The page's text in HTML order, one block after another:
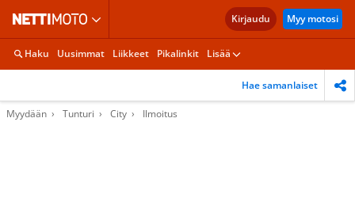
Kirjaudu Myy motosi
Haku Uusimmat Liikkeet Pikalinkit Lisää
Hae samanlaiset
Myydään Tunturi City Ilmoitus